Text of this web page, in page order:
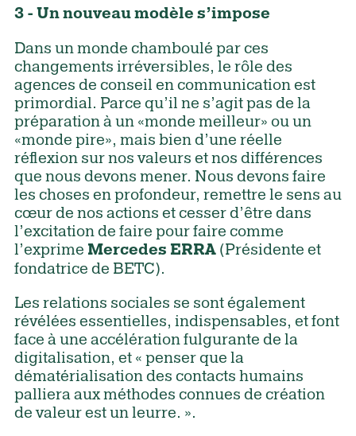
3 - Un nouveau modèle s’impose
Dans un monde chamboulé par ces
changements irréversibles, le rôle des
agences de conseil en communication est
primordial. Parce qu’il ne s’agit pas de la
préparation à un «monde meilleur» ou un
«monde pire», mais bien d’une réelle
réflexion sur nos valeurs et nos différences
que nous devons mener. Nous devons faire
les choses en profondeur, remettre le sens au
cœur de nos actions et cesser d’être dans
l’excitation de faire pour faire comme
l’exprime Mercedes ERRA(Présidente et
fondatrice de BETC).
Les relations sociales se sont également
révélées essentielles, indispensables, et font
face à une accélération fulgurante de la
digitalisation, et « penser que la
dématérialisation des contacts humains
palliera aux méthodes connues de création
de valeur est un leurre. ».